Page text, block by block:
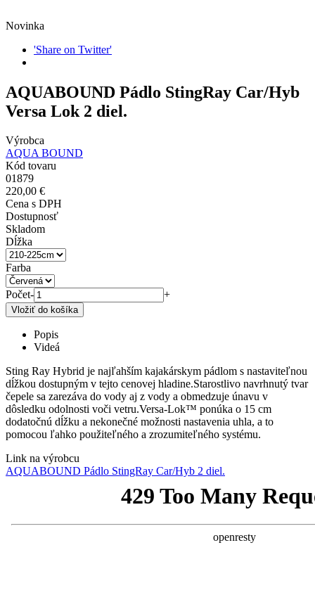
Novinka
'Share on Twitter'
AQUABOUND Pádlo StingRay Car/Hyb
Versa Lok 2 diel.
Výrobca
AQUA BOUND
Kód tovaru
01879
220,00 €
Cena s DPH
Dostupnosť
Skladom
Dĺžka
Farba
Počet- +
Popis
Videá
Sting Ray Hybrid je najľahším kajakárskym pádlom s nastaviteľnou
dĺžkou dostupným v tejto cenovej hladine.Starostlivo navrhnutý tvar
čepele sa zarezáva do vody aj z vody a obmedzuje únavu v
dôsledku odolnosti voči vetru.Versa-Lok™ ponúka o 15 cm
dodatočnú dĺžku a nekonečné možnosti nastavenia uhla, a to
pomocou ľahko použiteľného a zrozumiteľného systému.
Link na výrobcu
AQUABOUND Pádlo StingRay Car/Hyb 2 diel.